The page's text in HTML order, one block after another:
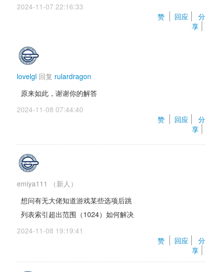
2024-11-07 22:16:33
赞
回应
分
享
lovelgl 回复 rulardragon
原来如此，谢谢你的解答
2024-11-08 07:44:40
赞
回应
分
享
emiya111
（新人）
想问有无大佬知道游戏某些选项后跳
列表索引超出范围（1024）如何解决
2024-11-08 19:19:41
赞
回应
分
享